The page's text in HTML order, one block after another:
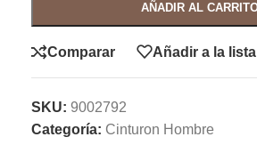
AÑADIR AL
Comparar Añadir a la
SKU: 9002792
Categoría: Cinturon Hombre